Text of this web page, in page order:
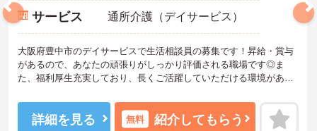
サービス 通所介護（デイサービス）
大阪府豊中市のデイサービスで生活相談員の募集です！昇給・賞与
があるので、あなたの頑張りがしっかり評価される職場です◎ま
た、福利厚生充実しており、長くご活躍していただける環境があり
軽にご連絡ください。
詳細を見る 無料 紹介してもらう